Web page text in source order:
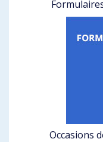
Occasions